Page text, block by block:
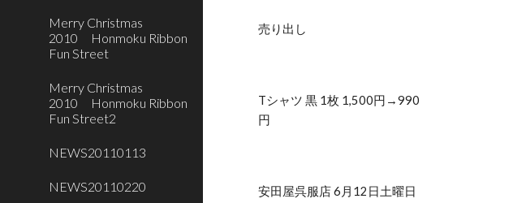
Merry Christmas
2010 Honmoku Ribbon
Fun Street
Merry Christmas
2010 Honmoku Ribbon
Fun Street2
NEWS20110113
NEWS20110220
売り出し
Tシャツ 黒 1枚 1,500円→990
円
安田屋呉服店 6月12日土曜日